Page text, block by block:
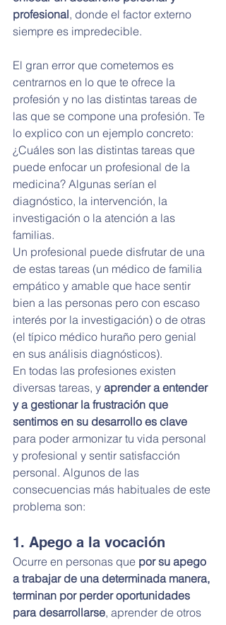
profesional, donde el factor externo
siempre es impredecible.
El gran error que cometemos es
centrarnos en lo que te ofrece la
profesión y no las distintas tareas de
las que se compone una profesión. Te
lo explico con un ejemplo concreto:
¿Cuáles son las distintas tareas que
puede enfocar un profesional de la
medicina? Algunas serían el
diagnóstico, la intervención, la
investigación o la atención a las
familias.
Un profesional puede disfrutar de una
de estas tareas (un médico de familia
empático y amable que hace sentir
bien a las personas pero con escaso
interés por la investigación) o de otras
(el típico médico huraño pero genial
en sus análisis diagnósticos).
En todas las profesiones existen
diversas tareas, y aprender a entender
y a gestionar la frustración que
sentimos en su desarrollo es clave
para poder armonizar tu vida personal
y profesional y sentir satisfacción
personal. Algunos de las
consecuencias más habituales de este
problema son:
1. Apego a la vocación
Ocurre en personas que por su apego
a trabajar de una determinada manera,
terminan por perder oportunidades
para desarrollarse, aprender de otros